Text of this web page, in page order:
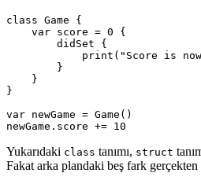
class Game
{
var score = 0
{
didSet
{
print ( "Score is
}
}
}
var newGame = Game ()
newGame . score += 10
Yukarıdaki class tanımı, struct
Fakat arka plandaki beş fark